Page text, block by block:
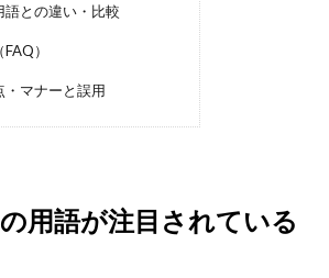
語との違い・比較
）
・マナーと誤用
用語が注目されている